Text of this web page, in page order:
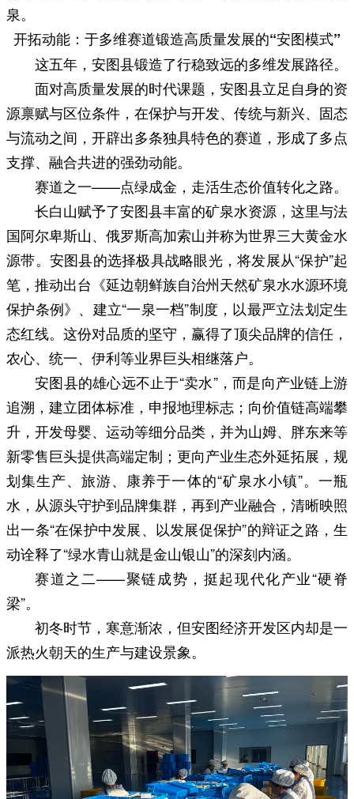
泉。
开拓动能：于多维赛道锻造高质量发展的“安图模式”
这五年，安图县锻造了行稳致远的多维发展路径。
面对高质量发展的时代课题，安图县立足自身的资
源禀赋与区位条件，在保护与开发、传统与新兴、固态
与流动之间，开辟出多条独具特色的赛道，形成了多点
支撑、融合共进的强劲动能。
赛道之一——点绿成金，走活生态价值转化之路。
长白山赋予了安图县丰富的矿泉水资源，这里与法
国阿尔卑斯山、俄罗斯高加索山并称为世界三大黄金水
源带。安图县的选择极具战略眼光，将发展从“保护”起
笔，推动出台《延边朝鲜族自治州天然矿泉水水源环境
保护条例》、建立“一泉一档”制度，以最严立法划定生
态红线。这份对品质的坚守，赢得了顶尖品牌的信任，
农心、统一、伊利等业界巨头相继落户。
安图县的雄心远不止于“卖水”，而是向产业链上游
追溯，建立团体标准，申报地理标志；向价值链高端攀
升，开发母婴、运动等细分品类，并为山姆、胖东来等
新零售巨头提供高端定制；更向产业生态外延拓展，规
划集生产、旅游、康养于一体的“矿泉水小镇”。一瓶
水，从源头守护到品牌集群，再到产业融合，清晰映照
出一条“在保护中发展、以发展促保护”的辩证之路，生
动诠释了“绿水青山就是金山银山”的深刻内涵。
赛道之二——聚链成势，挺起现代化产业“硬脊
梁”。
初冬时节，寒意渐浓，但安图经济开发区内却是一
派热火朝天的生产与建设景象。